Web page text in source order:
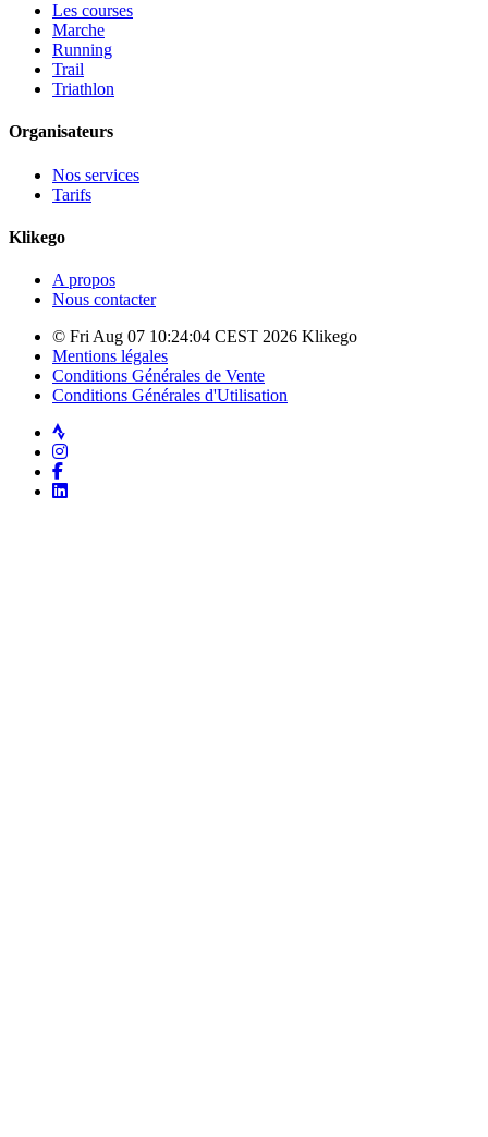
Les courses
Marche
Running
Trail
Triathlon
Organisateurs
Nos services
Tarifs
Klikego
A propos
Nous contacter
© Fri Aug 07 10:24:04 CEST 2026 Klikego
Mentions légales
Conditions Générales de Vente
Conditions Générales d'Utilisation
Strava
Instagram
Facebook
LinkedIn